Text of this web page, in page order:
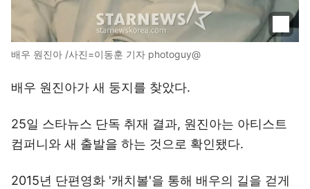
배우 원진아 /사진=이동훈 기자 photoguy@
배우 원진아가 새 둥지를 찾았다.
25일 스타뉴스 단독 취재 결과, 원진아는 아티스트
컴퍼니와 새 출발을 하는 것으로 확인됐다.
2015년 단편영화 '캐치볼'을 통해 배우의 길을 걷게